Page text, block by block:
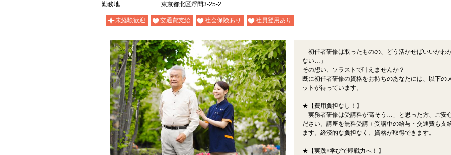
勤務地
東京都北区浮間3-25-2
未経験歓迎 交通費支給 社会保険あり 社員登用あり
「初任者研修は取ったものの、どう活かせばいいかわ
ない…」
その想い、ソラストで叶えませんか？
既に初任者研修の資格をお持ちのあなたには、以下の
ットが待っています。
★【費用負担なし！】
「実務者研修は受講料が高そう…」と思った方、ご安
ださい。講座を無料受講＋受講中の給与・交通費も支
ます。経済的な負担なく、資格が取得できます。
★【実践×学びで即戦力へ！】